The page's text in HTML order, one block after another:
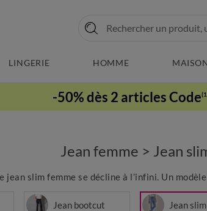
LINGERIE HOMME
-50% dès 2 articles Code
Jean femme > Jean
slim femme se décline à l’infini. Un
Jean bootcut Jean slim